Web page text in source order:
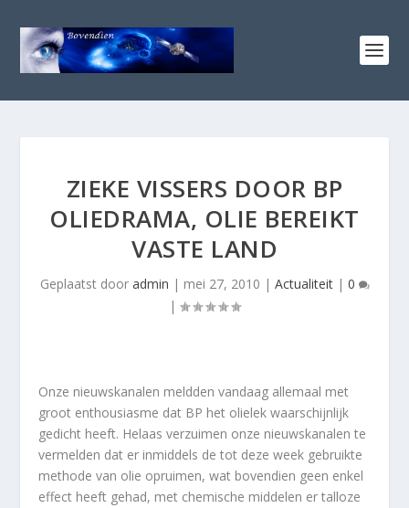
ZIEKE VISSERS DOOR BP
OLIEDRAMA, OLIE BEREIKT
VASTE LAND
Geplaatst door admin | mei 27, 2010 | Actualiteit| 0
|
Onze nieuwskanalen meldden vandaag allemaal met
groot enthousiasme dat BP het olielek waarschijnlijk
gedicht heeft. Helaas verzuimen onze nieuwskanalen te
vermelden dat er inmiddels de tot deze week gebruikte
methode van olie opruimen, wat bovendien geen enkel
effect heeft gehad, met chemische middelen er talloze